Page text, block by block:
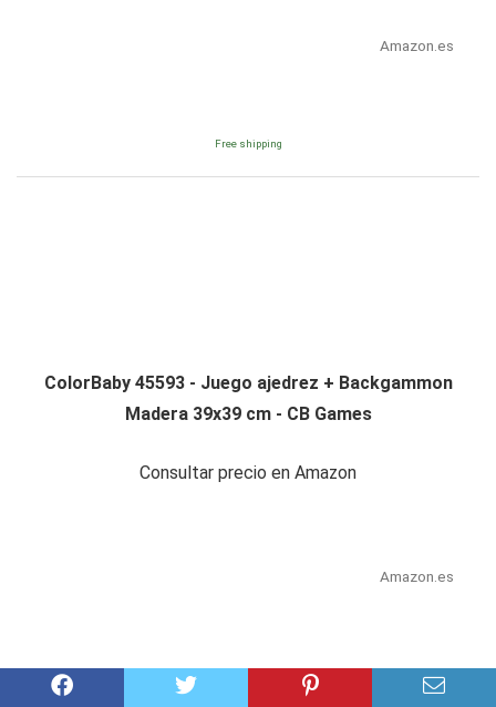
Amazon.es
Free shipping
ColorBaby 45593 - Juego ajedrez + Backgammon
Madera 39x39 cm - CB Games
Consultar precio en Amazon
Amazon.es